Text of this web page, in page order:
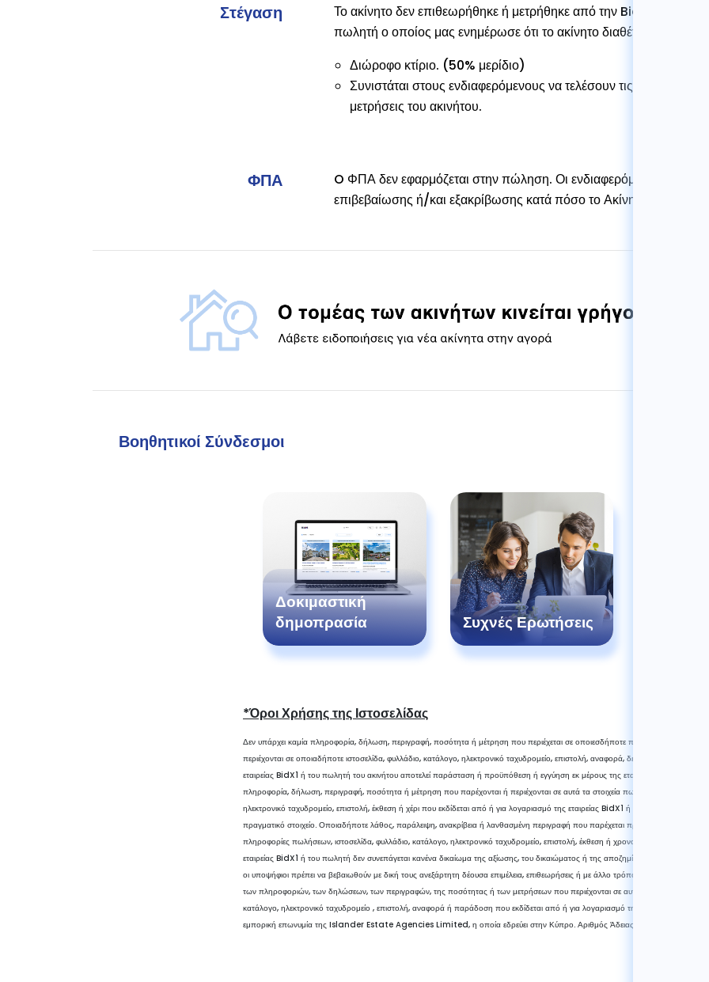
Στέγαση
Το ακίνητο δεν επιθεωρήθηκε ή μετρήθηκε από την BidX1. Οι
πωλητή ο οποίος μας ενημέρωσε ότι το ακίνητο διαθέτει:
Διώροφο κτίριο. (50% μερίδιο)
Συνιστάται στους ενδιαφερόμενους να τελέσουν τις δικές τους
μετρήσεις του ακινήτου.
ΦΠΑ
O ΦΠΑ δεν εφαρμόζεται στην πώληση. Οι ενδιαφερόμενοι έχουν
επιβεβαίωσης ή/και εξακρίβωσης κατά πόσο το Ακίνητο δεν
Βοηθητικοί Σύνδεσμοι
Δοκιμαστική
δημοπρασία
Συχνές Ερωτήσεις
*Όροι Χρήσης της Ιστοσελίδας
Δεν υπάρχει καμία πληροφορία, δήλωση, περιγραφή, ποσότητα ή μέτρηση που περιέχεται σε οποιεσδήποτε πληροφορίες
περιέχονται σε οποιαδήποτε ιστοσελίδα, φυλλάδιο, κατάλογο, ηλεκτρονικό ταχυδρομείο, επιστολή, αναφορά, δελτίο ή χέρι που
εταιρείας BidX1 ή του πωλητή του ακινήτου αποτελεί παράσταση ή προϋπόθεση ή εγγύηση εκ μέρους της εταιρείας BidX1 ή του
πληροφορία, δήλωση, περιγραφή, ποσότητα ή μέτρηση που παρέχονται ή περιέχονται σε αυτά τα στοιχεία πωλήσεων, ιστοσελίδα,
ηλεκτρονικό ταχυδρομείο, επιστολή, έκθεση ή χέρι που εκδίδεται από ή για λογαριασμό της εταιρείας BidX1 ή του πωλητή δεν
πραγματικό στοιχείο. Οποιαδήποτε λάθος, παράλειψη, ανακρίβεια ή λανθασμένη περιγραφή που παρέχεται προφορικά ή
πληροφορίες πωλήσεων, ιστοσελίδα, φυλλάδιο, κατάλογο, ηλεκτρονικό ταχυδρομείο, επιστολή, έκθεση ή χρονοδιάγραμμα που
εταιρείας BidX1 ή του πωλητή δεν συνεπάγεται κανένα δικαίωμα της αξίωσης, του δικαιώματος ή της αποζημίωσης έναντι της
οι υποψήφιοι πρέπει να βεβαιωθούν με δική τους ανεξάρτητη δέουσα επιμέλεια, επιθεωρήσεις ή με άλλο τρόπο ως προς την
των πληροφοριών, των δηλώσεων, των περιγραφών, της ποσότητας ή των μετρήσεων που περιέχονται σε αυτά τα στοιχεία
κατάλογο, ηλεκτρονικό ταχυδρομείο , επιστολή, αναφορά ή παράδοση που εκδίδεται από ή για λογαριασμό της εταιρείας BidX1 ή
εμπορική επωνυμία της Islander Estate Agencies Limited, η οποία εδρεύει στην Κύπρο. Αριθμός Άδειας 579/E και Αριθμός